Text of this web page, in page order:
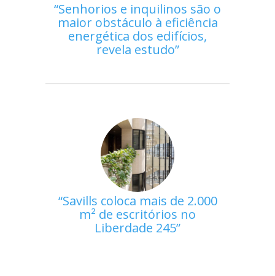
Senhorios e inquilinos são o
maior obstáculo à eficiência
energética dos edifícios,
revela estudo
Savills coloca mais de 2.000
m² de escritórios no
Liberdade 245